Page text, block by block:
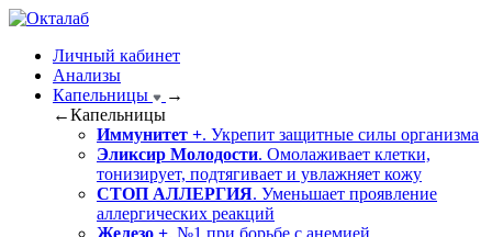
Личный кабинет
Анализы
Капельницы
→
←Капельницы
Иммунитет +. Укрепит защитные силы организма
Эликсир Молодости. Омолаживает клетки,
тонизирует, подтягивает и увлажняет кожу
СТОП АЛЛЕРГИЯ. Уменьшает проявление
аллергических реакций
Железо +. №1 при борьбе с анемией